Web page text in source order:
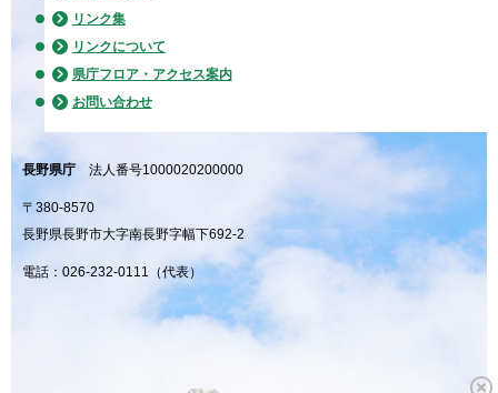
リンク集
リンクについて
県庁フロア・アクセス案内
お問い合わせ
長野県庁 法人番号1000020200000
〒380-8570
長野県長野市大字南長野字幅下692-2
電話：026-232-0111（代表）